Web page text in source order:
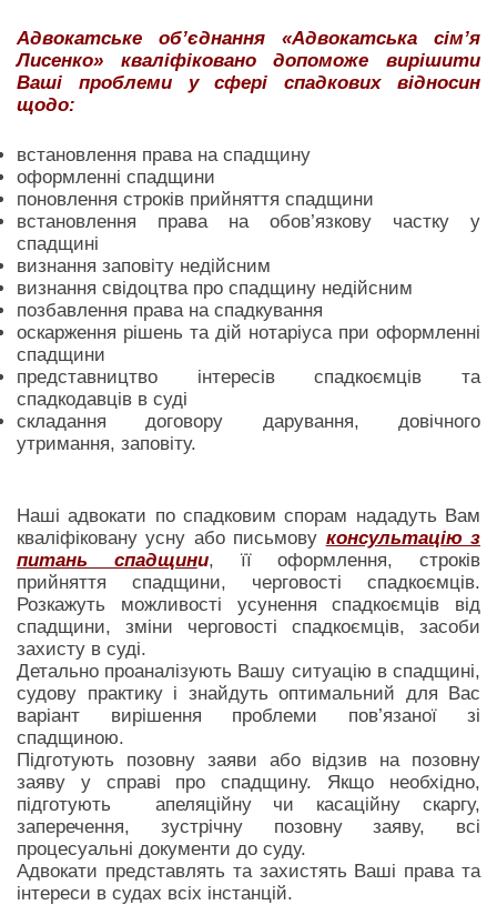
Адвокатське об’єднання «Адвокатська сім’я
Лисенко» кваліфіковано допоможе вирішити
Ваші проблеми у сфері спадкових відносин
щодо:
встановлення права на спадщину
оформленні спадщини
поновлення строків прийняття спадщини
встановлення права на обов’язкову частку у
спадщині
визнання заповіту недійсним
визнання свідоцтва про спадщину недійсним
позбавлення права на спадкування
оскарження рішень та дій нотаріуса при оформленні
спадщини
представництво інтересів спадкоємців та
спадкодавців в суді
складання договору дарування, довічного
утримання, заповіту.
Наші адвокати по спадковим спорам нададуть Вам
кваліфіковану усну або письмову консультацію з
питань спадщини, її оформлення, строків
прийняття спадщини, черговості спадкоємців.
Розкажуть можливості усунення спадкоємців від
спадщини, зміни черговості спадкоємців, засоби
захисту в суді.
Детально проаналізують Вашу ситуацію в спадщині,
судову практику і знайдуть оптимальний для Вас
варіант вирішення проблеми пов’язаної зі
спадщиною.
Підготують позовну заяви або відзив на позовну
заяву у справі про спадщину. Якщо необхідно,
підготують апеляційну чи касаційну скаргу,
заперечення, зустрічну позовну заяву, всі
процесуальні документи до суду.
Адвокати представлять та захистять Ваші права та
інтереси в судах всіх інстанцій.